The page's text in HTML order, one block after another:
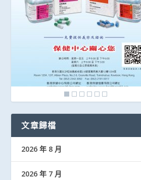
文章歸檔
2026 年 8 月
2026 年 7 月